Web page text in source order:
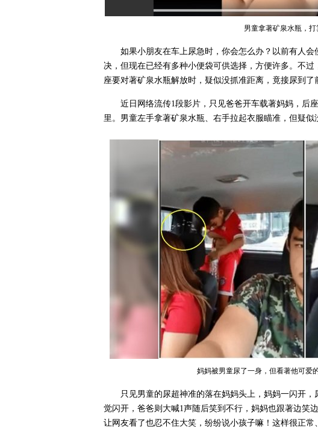
男童拿著矿泉水瓶，打
如果小朋友在车上尿急时，你会怎么办？以前有人
决，但现在已经有多种小便袋可供选择，方便许多。不
座要对著矿泉水瓶解放时，疑似没抓准距离，竟接尿到了
近日网络流传1段影片，只见爸爸开车载著妈妈，后
里。男童左手拿著矿泉水瓶、右手拉起衣服瞄准，但疑
妈妈被男童尿了一身，但看著他可爱
只见男童的尿超神准的落在妈妈头上，妈妈一闪开
觉闪开，爸爸则大喊1声随后笑到不行，妈妈也跟著边笑
让网友看了也忍不住大笑，纷纷说小孩子嘛！这样很正常